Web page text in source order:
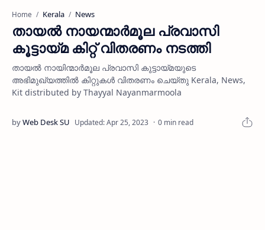
Home Kerala News
തായല്‍ നായന്മാര്‍മൂല പ്രവാസി
കൂട്ടായ്മ കിറ്റ് വിതരണം നടത്തി
തായല്‍ നായിന്മാര്‍മൂല പ്രവാസി കുട്ടായ്മയുടെ
അഭിമുഖ്യത്തില്‍ കിറ്റുകള്‍ വിതരണം ചെയ്തു Kerala, News,
Kit distributed by Thayyal Nayanmarmoola
0 min read